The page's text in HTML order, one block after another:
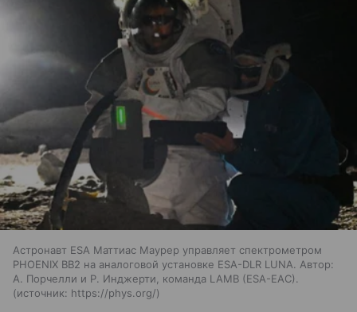
Астронавт ESA Маттиас Маурер управляет спектрометром
PHOENIX BB2 на аналоговой установке ESA-DLR LUNA. Автор:
А. Порчелли и Р. Инджерти, команда LAMB (ESA-EAC).
источник: https://phys.org/